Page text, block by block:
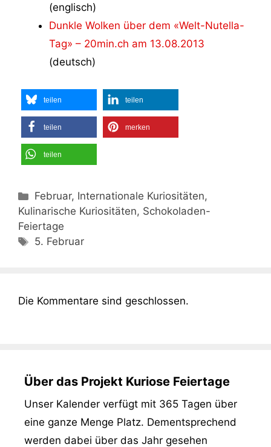
(englisch)
Dunkle Wolken über dem «Welt-Nutella-
Tag» – 20min.ch am 13.08.2013
(deutsch)
teilen teilen
teilen merken
teilen
Kategorien
Februar, Internationale Kuriositäten,
Kulinarische Kuriositäten, Schokoladen-
Feiertage
Schlagwörter
5. Februar
Die Kommentare sind geschlossen.
Über das Projekt Kuriose Feiertage
Unser Kalender verfügt mit 365 Tagen über
eine ganze Menge Platz. Dementsprechend
werden dabei über das Jahr gesehen